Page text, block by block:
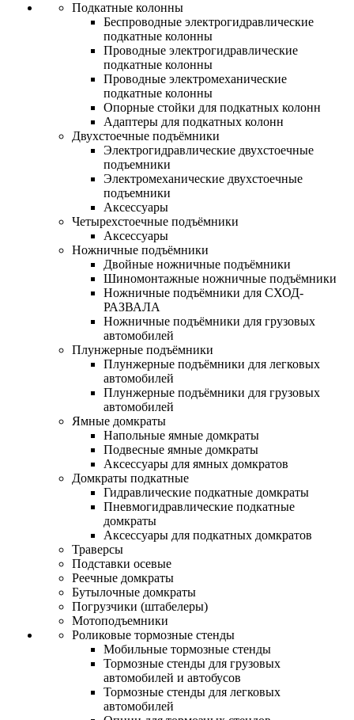
Подкатные колонны
Беспроводные электрогидравлические
подкатные колонны
Проводные электрогидравлические
подкатные колонны
Проводные электромеханические
подкатные колонны
Опорные стойки для подкатных колонн
Адаптеры для подкатных колонн
Двухстоечные подъёмники
Электрогидравлические двухстоечные
подъемники
Электромеханические двухстоечные
подъемники
Аксессуары
Четырехстоечные подъёмники
Аксессуары
Ножничные подъёмники
Двойные ножничные подъёмники
Шиномонтажные ножничные подъёмники
Ножничные подъёмники для СХОД-
РАЗВАЛА
Ножничные подъёмники для грузовых
автомобилей
Плунжерные подъёмники
Плунжерные подъёмники для легковых
автомобилей
Плунжерные подъёмники для грузовых
автомобилей
Ямные домкраты
Напольные ямные домкраты
Подвесные ямные домкраты
Аксессуары для ямных домкратов
Домкраты подкатные
Гидравлические подкатные домкраты
Пневмогидравлические подкатные
домкраты
Аксессуары для подкатных домкратов
Траверсы
Подставки осевые
Реечные домкраты
Бутылочные домкраты
Погрузчики (штабелеры)
Мотоподъемники
Роликовые тормозные стенды
Мобильные тормозные стенды
Тормозные стенды для грузовых
автомобилей и автобусов
Тормозные стенды для легковых
автомобилей